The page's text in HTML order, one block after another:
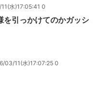
水)17:05:41 0
を引っかけてのかガッシ
03/11(水)17:07:25 0